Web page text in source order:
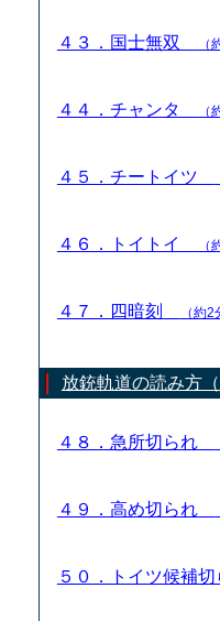
４３．国士無双 （
４４．チャンタ （
４５．チートイツ
４６．トイトイ （
４７．四暗刻 （約2
放銃軌道の読み方
４８．急所切られ
４９．高め切られ
５０．トイツ候補